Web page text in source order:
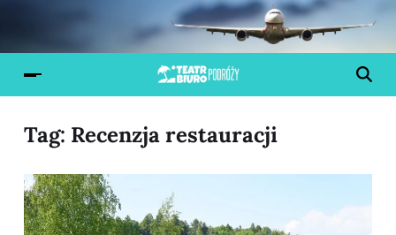
Tag: Recenzja restauracji